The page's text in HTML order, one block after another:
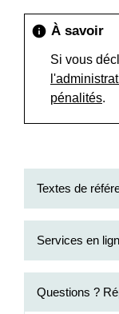
info À savoir
Si vous
pénalités.
Textes de
Services en
Questions ?